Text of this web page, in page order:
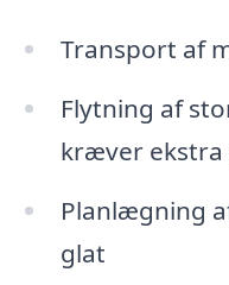
Transport af
Flytning af
kræver ekstra
Planlægning
glat